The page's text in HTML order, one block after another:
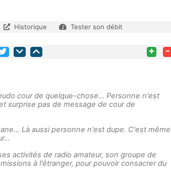
Historique Tester son débit
+ -
cour de quelque-chose... Personne n'est
surprise pas de message de cour de
Là aussi personne n'est dupe. C'est même
activités de radio amateur, son groupe de
à l'étranger, pour pouvoir consacrer du